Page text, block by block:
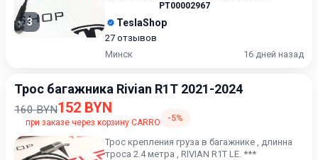
3
PT00002967
TeslaShop
27 отзывов
Минск
16 дней назад
Трос багажника Rivian R1T 2021-2024
160 BYN152 BYN
при заказе через корзину CARRO -5%
Трос крепления груза в багажнике , длинна
троса 2.4 метра , RIVIAN R1T LE. ***